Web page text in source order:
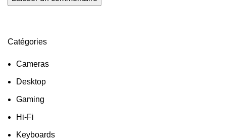
Catégories
Cameras
Desktop
Gaming
Hi-Fi
Keyboards